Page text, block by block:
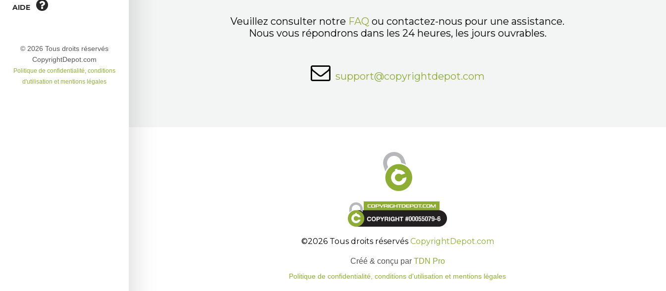
AIDE
© 2026 Tous droits réservés
CopyrightDepot.com
Politique de confidentialité, conditions
d'utilisation et mentions légales
Veuillez consulter notre FAQ ou contactez-nous pour une assistance.
Nous vous répondrons dans les 24 heures, les jours ouvrables.
support@copyrightdepot.com
©2026 Tous droits réservés CopyrightDepot.com
Créé & conçu par TDN Pro
Politique de confidentialité, conditions d'utilisation et mentions légales